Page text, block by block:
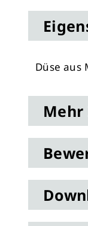
Anfang
Bildergalerie
Düse aus